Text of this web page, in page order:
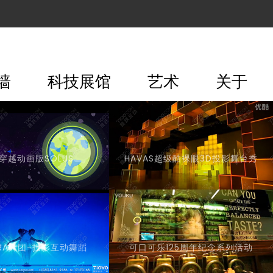
科技展馆 艺术 关于
越动画版SOLUS HAVAS超级酷裸眼3D投影舞台秀
舞团-投影互动舞蹈 可口可乐125周年纪念系列活动